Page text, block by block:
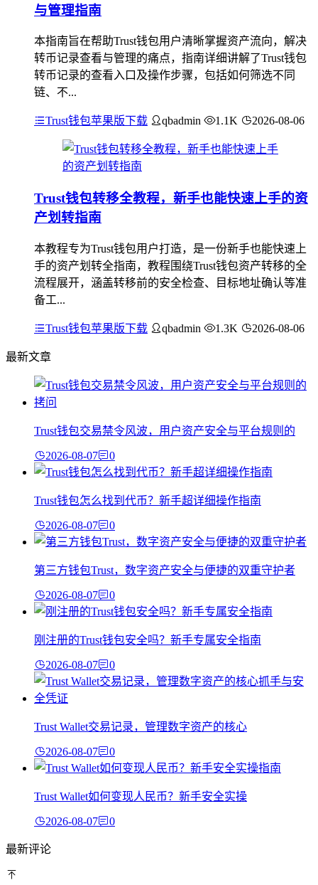
与管理指南
本指南旨在帮助Trust钱包用户清晰掌握资产流向，解决
转币记录查看与管理的痛点，指南详细讲解了Trust钱包
转币记录的查看入口及操作步骤，包括如何筛选不同
链、不...
Trust钱包苹果版下载 qbadmin 1.1K 2026-08-06
Trust钱包转移全教程，新手也能快速上手的资
产划转指南
本教程专为Trust钱包用户打造，是一份新手也能快速上
手的资产划转全指南，教程围绕Trust钱包资产转移的全
流程展开，涵盖转移前的安全检查、目标地址确认等准
备工...
Trust钱包苹果版下载 qbadmin 1.3K 2026-08-06
最新文章
Trust钱包交易禁令风波，用户资产安全与平台规则的
2026-08-07 0
Trust钱包怎么找到代币？新手超详细操作指南
2026-08-07 0
第三方钱包Trust，数字资产安全与便捷的双重守护者
2026-08-07 0
刚注册的Trust钱包安全吗？新手专属安全指南
2026-08-07 0
Trust Wallet交易记录，管理数字资产的核心
2026-08-07 0
Trust Wallet如何变现人民币？新手安全实操
2026-08-07 0
最新评论